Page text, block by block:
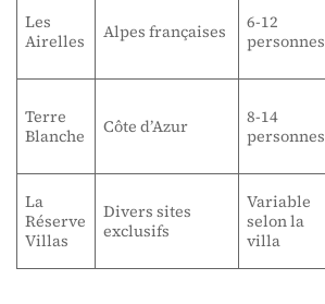
Les
Airelles
Alpes françaises
6-12
personnes
Terre
Blanche
Côte d’Azur
8-14
personnes
La
Réserve
Villas
Divers sites
exclusifs
Variable
selon la
villa